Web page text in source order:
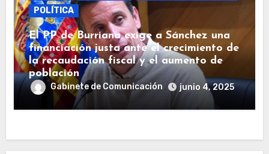
POLÍTICA
El PP de Burriana exige a Sánchez una
financiación justa ante el crecimiento de
la recaudación fiscal y el aumento de
población
Gabinete de Comunicación junio 4, 2025